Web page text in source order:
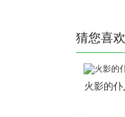
猜您喜欢
火影的仆